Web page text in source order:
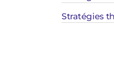
Stratégies